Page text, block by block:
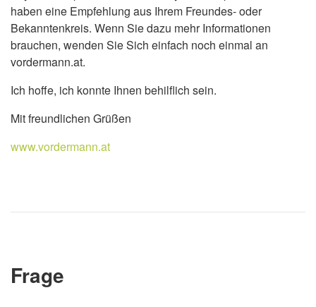
haben eine Empfehlung aus Ihrem Freundes- oder
Bekanntenkreis. Wenn Sie dazu mehr Informationen
brauchen, wenden Sie Sich einfach noch einmal an
vordermann.at.
Ich hoffe, ich konnte Ihnen behilflich sein.
Mit freundlichen Grüßen
www.vordermann.at
Frage